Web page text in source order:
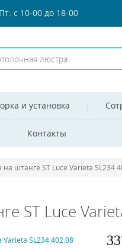
с 10-00 до 18-00
и установка
Контакты
на штанге ST Luce Varieta
ST Luce